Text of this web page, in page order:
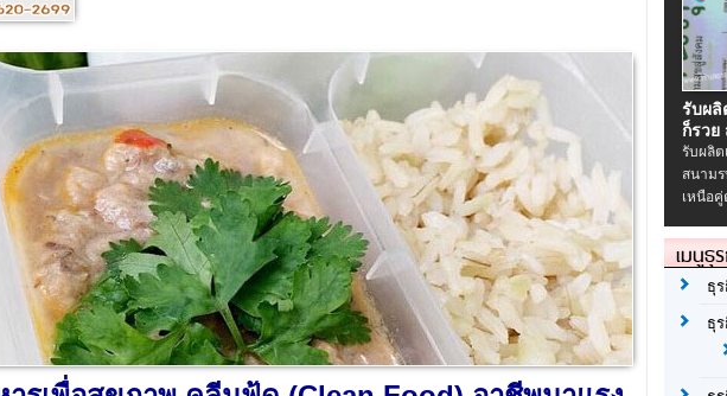
รับผลิ
ก็รว
รับผลิ
สนาม
เหนือคู่
เมนูธุ
ธุ
ธุ